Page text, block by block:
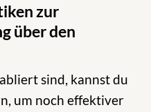
zur
über den
sind, kannst du
um noch effektiver